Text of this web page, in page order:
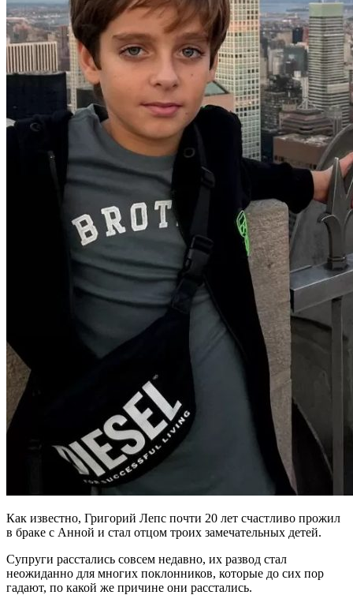
Как известно, Григорий Лепс почти 20 лет счастливо прожил
в браке с Анной и стал отцом троих замечательных детей.
Супруги расстались совсем недавно, их развод стал
неожиданно для многих поклонников, которые до сих пор
гадают, по какой же причине они расстались.